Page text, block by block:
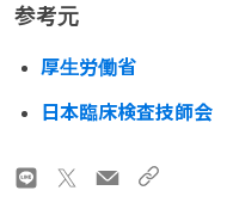
参考元
厚生労働省
日本臨床検査技師会